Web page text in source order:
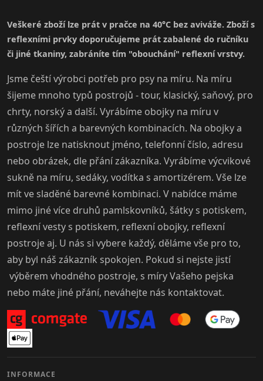
Veškeré zboží lze prát v pračce na 40°C bez aviváže. Zboží s
reflexními prvky doporučujeme prát zabalené do ručníku
či jiné tkaniny, zabráníte tím "obouchání" reflexní vrstvy.
Jsme čeští výrobci potřeb pro psy na míru. Na míru
šijeme mnoho typů postrojů - tour, klasický, saňový, pro
chrty, norský a další. Vyrábíme obojky na míru v
různých šířích a barevných kombinacích. Na obojky a
postroje lze natisknout jméno, telefonní číslo, adresu
nebo obrázek, dle přání zákazníka. Vyrábíme výcvikové
sukně na míru, sedáky, vodítka s amortizérem. Vše lze
mít ve sladěné barevné kombinaci. V nabídce máme
mimo jiné více druhů pamlskovníků, šátky s potiskem,
reflexní vesty s potiskem, reflexní obojky, reflexní
postroje aj. U nás si vybere každý, děláme vše pro to,
aby byl náš zákazník spokojen. Pokud si nejste jistí
výběrem vhodného postroje, s míry Vašeho pejska
nebo máte jiné přání, neváhejte nás kontaktovat.
INFORMACE